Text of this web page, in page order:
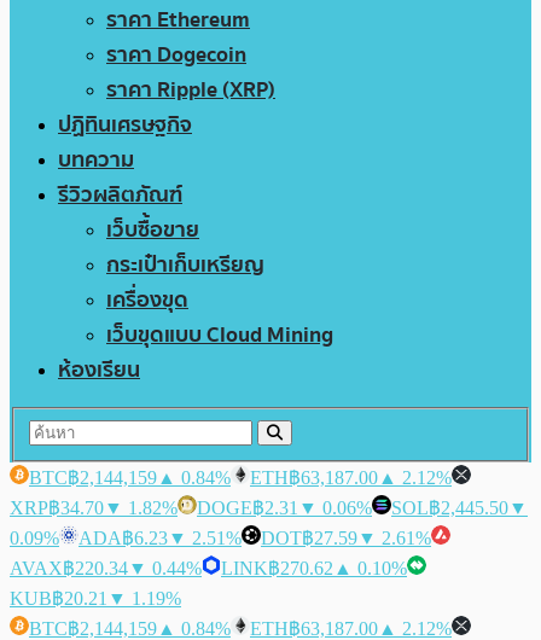
ราคา Ethereum
ราคา Dogecoin
ราคา Ripple (XRP)
ปฏิทินเศรษฐกิจ
บทความ
รีวิวผลิตภัณฑ์
เว็บซื้อขาย
กระเป๋าเก็บเหรียญ
เครื่องขุด
เว็บขุดแบบ Cloud Mining
ห้องเรียน
BTC฿2,144,159 ▲ 0.84% ETH฿63,187.00 ▲ 2.12%
XRP฿34.70▼ 1.82% DOGE฿2.31 ▼ 0.06% SOL฿2,445.50▼
0.09%
ADA฿6.23▼ 2.51% DOT฿27.59▼ 2.61%
AVAX฿220.34▼ 0.44% LINK฿270.62 ▲ 0.10%
KUB฿20.21 ▼ 1.19%
BTC฿2,144,159 ▲ 0.84% ETH฿63,187.00 ▲ 2.12%